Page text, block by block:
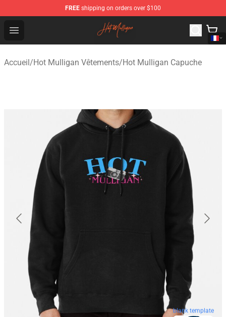
FREE shipping on orders over $100
Open menu
Hot Mulligan Shop - Official Hot Mulligan Merchandise
Accueil/Hot Mulligan Vêtements/Hot Mulligan Capuche
blank template